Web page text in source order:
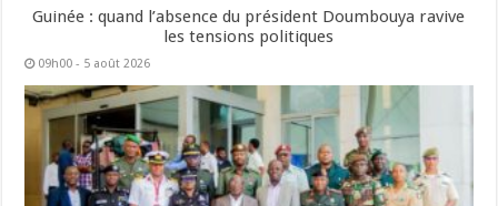
Guinée : quand l’absence du président Doumbouya ravive
les tensions politiques
09h00 - 5 août 2026